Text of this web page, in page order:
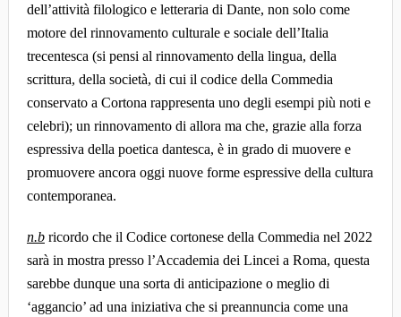
dell’attività filologico e letteraria di Dante, non solo come
motore del rinnovamento culturale e sociale dell’Italia
trecentesca (si pensi al rinnovamento della lingua, della
scrittura, della società, di cui il codice della Commedia
conservato a Cortona rappresenta uno degli esempi più noti e
celebri); un rinnovamento di allora ma che, grazie alla forza
espressiva della poetica dantesca, è in grado di muovere e
promuovere ancora oggi nuove forme espressive della cultura
contemporanea.
n.bricordo che il Codice cortonese della Commedia nel 2022
sarà in mostra presso l’Accademia dei Lincei a Roma, questa
sarebbe dunque una sorta di anticipazione o meglio di
‘aggancio’ ad una iniziativa che si preannuncia come una